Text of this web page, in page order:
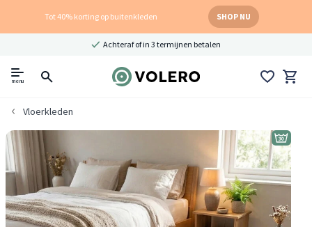
Tot 40% korting op buitenkleden SHOP NU
Achteraf of in 3 termijnen betalen
menu
Vloerkleden